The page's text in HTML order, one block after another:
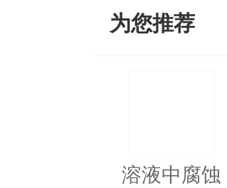
为您推荐
溶液中腐蚀